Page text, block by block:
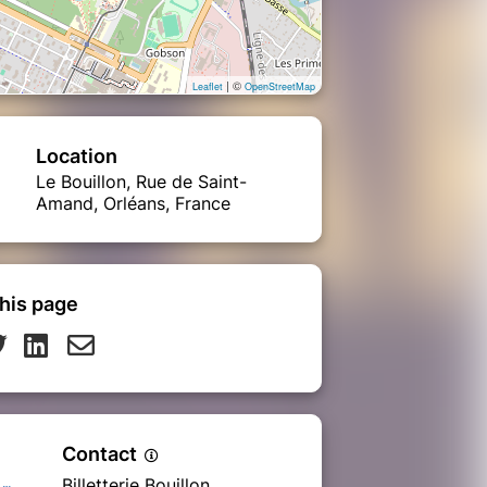
Leaflet | © OpenStreetMap
Location
Le Bouillon, Rue de Saint-
Amand, Orléans, France
page
Contact